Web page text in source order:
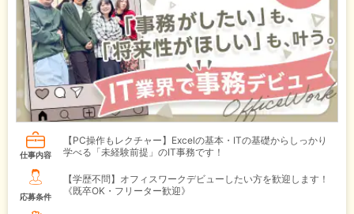
仕事内容
【PC操作もレクチャー】Excelの基本・ITの基礎からしっかり
学べる「未経験前提」のIT事務です！
応募条件
【学歴不問】オフィスワークデビューしたい方を歓迎します！
《既卒OK・フリーター歓迎》